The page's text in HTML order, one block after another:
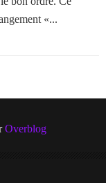
«...
Overblog